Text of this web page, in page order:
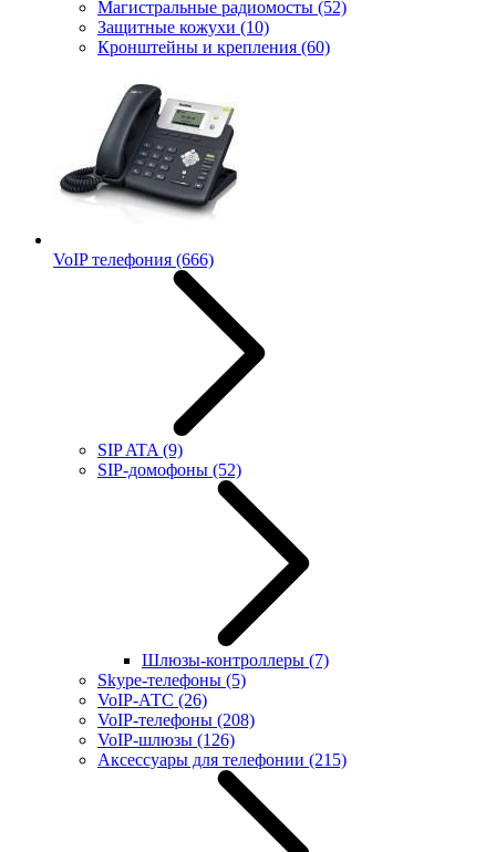
Магистральные радиомосты (52)
Защитные кожухи (10)
Кронштейны и крепления (60)
VoIP телефония (666)
SIP ATA (9)
SIP-домофоны (52)
Шлюзы-контроллеры (7)
Skype-телефоны (5)
VoIP-АТС (26)
VoIP-телефоны (208)
VoIP-шлюзы (126)
Аксессуары для телефонии (215)